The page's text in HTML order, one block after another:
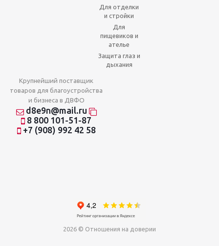
Для отделки
и стройки
Для
пищевиков и
ателье
Защита глаз и
дыхания
Крупнейший поставщик
товаров для благоустройства
и бизнеса в ДВФО
d8e9n@mail.ru
8 800 101-51-87
+7 (908) 992 42 58
2026 © Отношения на доверии